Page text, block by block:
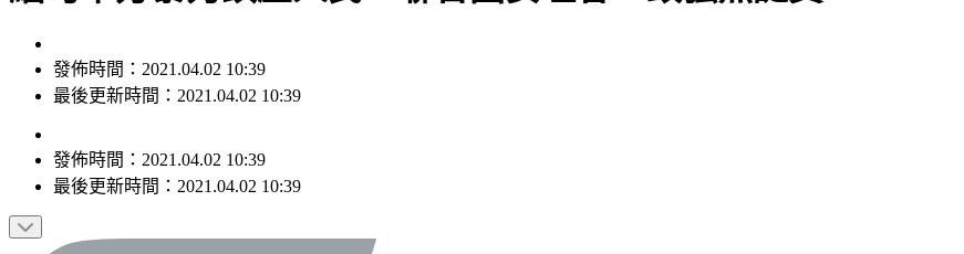
發佈時間：2021.04.02 10:39
最後更新時間：2021.04.02 10:39
發佈時間： 2021.04.02 10:39
最後更新時間： 2021.04.02 10:39